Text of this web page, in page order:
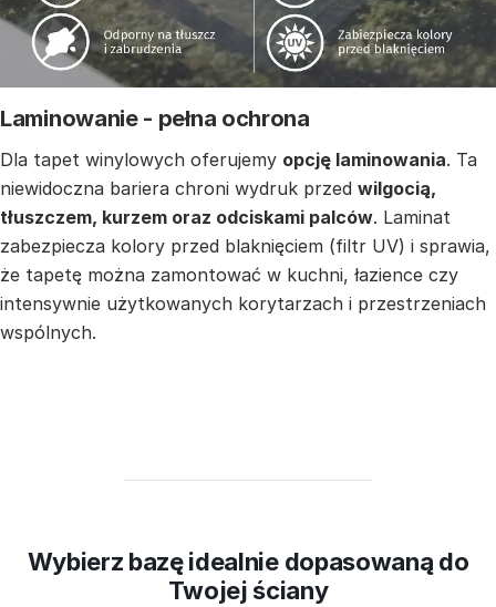
Laminowanie - pełna ochrona
Dla tapet winylowych oferujemy opcję laminowania. Ta
niewidoczna bariera chroni wydruk przed wilgocią,
tłuszczem, kurzem oraz odciskami palców. Laminat
zabezpiecza kolory przed blaknięciem (filtr UV) i sprawia,
że tapetę można zamontować w kuchni, łazience czy
intensywnie użytkowanych korytarzach i przestrzeniach
wspólnych.
Wybierz bazę idealnie dopasowaną do
Twojej ściany